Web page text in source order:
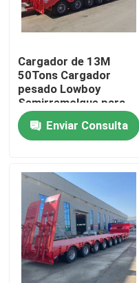
Sobre nosotros
Viaje de la fábrica
Control de calidad
Contacto los E.E.U.U.
Pida una cita
Camiones Volquetes
Tipper Trucks usada
Cargador de 13M
50Tons Cargador
pesado Lowboy
Semirremolque para
transportar
excavadora Cuello de
ganso 3 ejes Cama
Enviar Consulta